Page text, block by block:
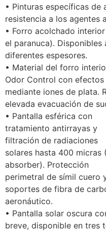
• Pinturas específicas de
resistencia a los agentes
• Forro acolchado
el paranuca).
diferentes espesores.
• Material del forro
Odor Control con
mediante iones de plata.
elevada evacuación de
• Pantalla esférica con
tratamiento antirrayas y
filtración de radiaciones
solares hasta 400 micras
absorber). Protección
perimetral de símil cuero
soportes de fibra de
aeronáutico.
• Pantalla solar oscura
breve, disponible en tres